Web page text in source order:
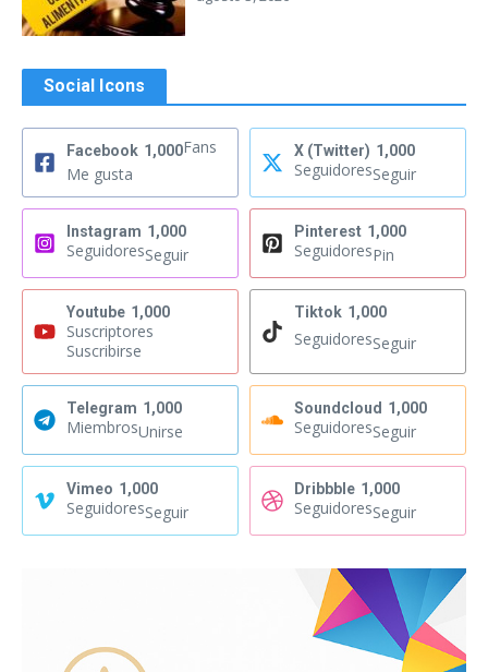
Social Icons
Facebook 1,000Fans
Me gusta
X (Twitter) 1,000
SeguidoresSeguir
Instagram 1,000
SeguidoresSeguir
Pinterest 1,000
SeguidoresPin
Youtube 1,000
Suscriptores
Suscribirse
Tiktok 1,000
SeguidoresSeguir
Telegram 1,000
MiembrosUnirse
Soundcloud 1,000
SeguidoresSeguir
Vimeo 1,000
SeguidoresSeguir
Dribbble 1,000
SeguidoresSeguir